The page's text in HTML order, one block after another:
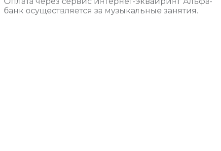
банк осуществляется за музыкальные занятия.